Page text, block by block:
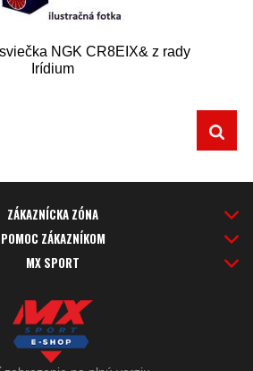
NGK CR8EIX& z rady
Irídium
ZÁKAZNÍCKA ZÓNA
POMOC ZÁKAZNÍKOM
MX SPORT